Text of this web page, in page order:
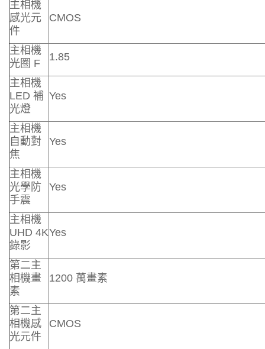
主相機
感光元
件
CMOS
主相機
光圈 F
1.85
主相機
LED 補
光燈
Yes
主相機
自動對
焦
Yes
主相機
光學防
手震
Yes
主相機
UHD 4K
錄影
Yes
第二主
相機畫
素
1200 萬畫素
第二主
相機感
光元件
CMOS